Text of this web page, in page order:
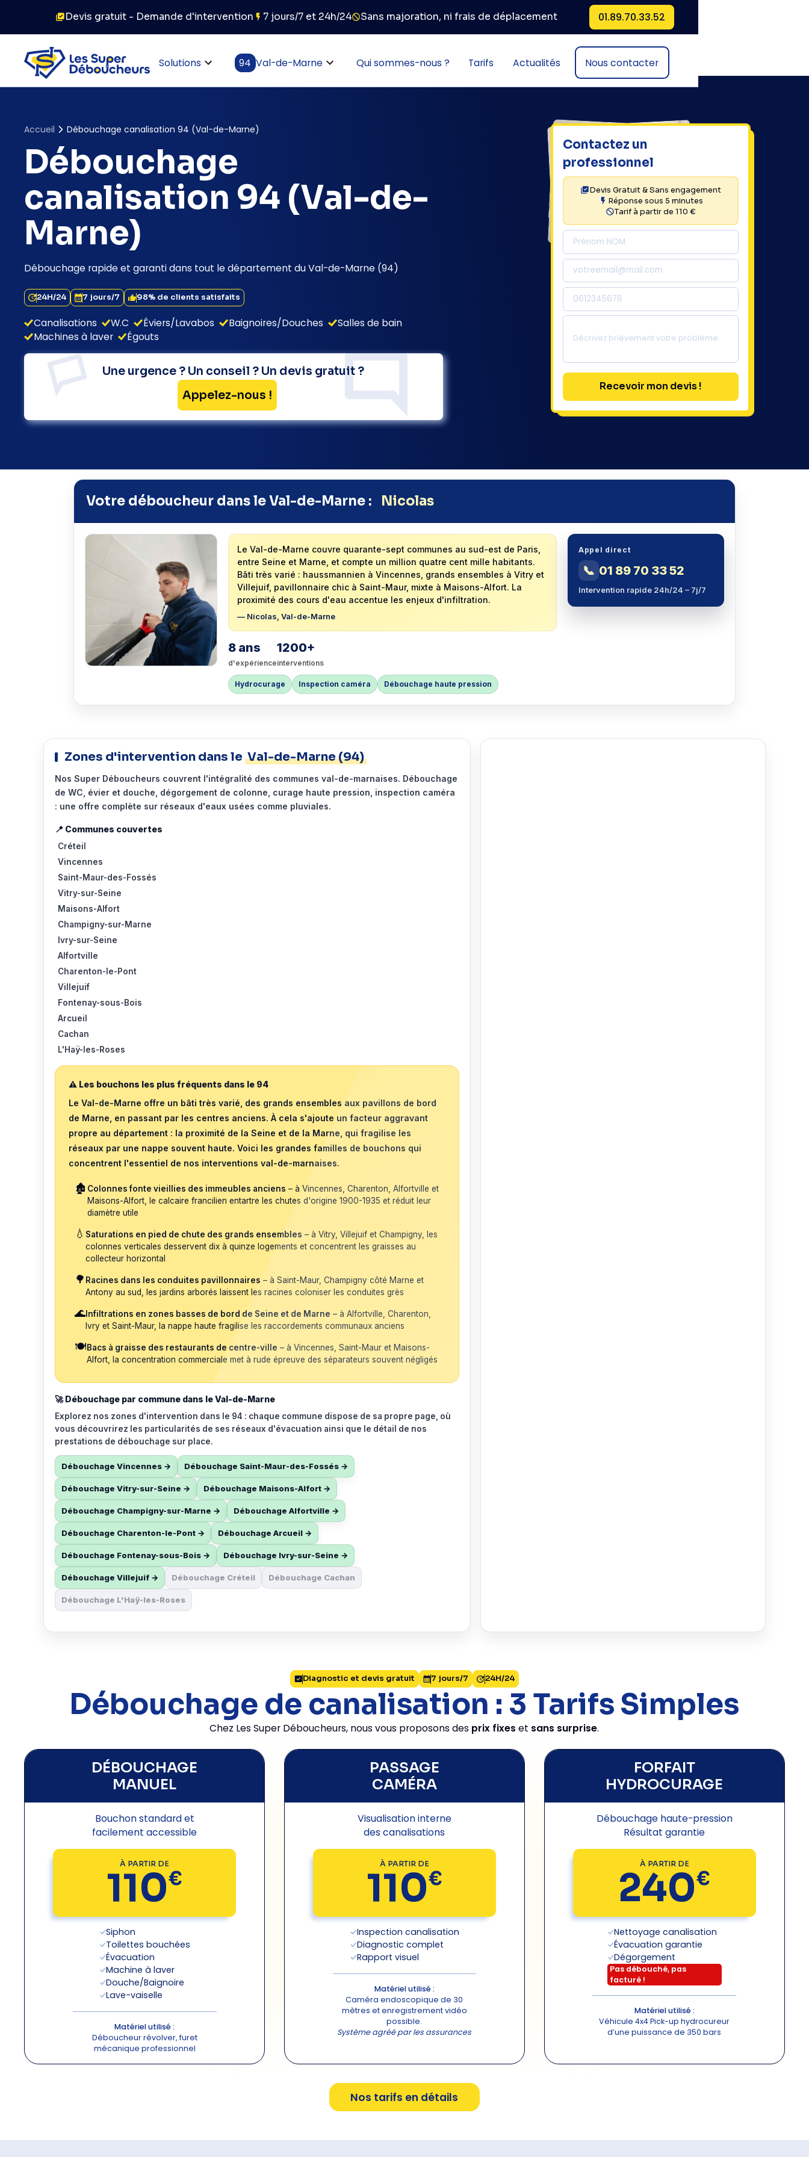
Devis gratuit - Demande d'intervention 7 jours/7 et 24h/24 Sans majoration, ni frais de déplacement 01.89.70.33.52
Solutions 94 Val-de-Marne Qui sommes-nous ? Tarifs Actualités Nous contacter
Accueil Débouchage canalisation 94 (Val-de-Marne)
Débouchage
canalisation 94 (Val-de-
Marne)
Débouchage rapide et garanti dans tout le département du Val-de-Marne (94)
24H/24 7 jours/7 98% de clients satisfaits
Canalisations W.C Éviers/Lavabos Baignoires/Douches
Salles de bain
Machines à laver
Égouts
Une urgence ? Un conseil ? Un devis gratuit ?
Appelez-nous !
Contactez un
professionnel
Devis Gratuit & Sans engagement
Réponse sous 5 minutes
Tarif à partir de 110 €
Votre déboucheur dans le Val-de-Marne : Nicolas
Le Val-de-Marne couvre quarante-sept communes au sud-est de Paris,
entre Seine et Marne, et compte un million quatre cent mille habitants.
Bâti très varié : haussmannien à Vincennes, grands ensembles à Vitry et
Villejuif, pavillonnaire chic à Saint-Maur, mixte à Maisons-Alfort. La
proximité des cours d'eau accentue les enjeux d'infiltration.
— Nicolas, Val-de-Marne
8 ans
d'expérience
1200+
interventions
Hydrocurage Inspection caméra Débouchage haute pression
Appel direct
📞 01 89 70 33 52
Intervention rapide 24h/24 – 7j/7
Zones d'intervention dans le Val-de-Marne (94)
Nos Super Déboucheurs couvrent l'intégralité des communes val-de-marnaises. Débouchage
de WC, évier et douche, dégorgement de colonne, curage haute pression, inspection caméra
: une offre complète sur réseaux d'eaux usées comme pluviales.
📍 Communes couvertes
Créteil
Vincennes
Saint-Maur-des-Fossés
Vitry-sur-Seine
Maisons-Alfort
Champigny-sur-Marne
Ivry-sur-Seine
Alfortville
Charenton-le-Pont
Villejuif
Fontenay-sous-Bois
Arcueil
Cachan
L'Haÿ-les-Roses
⚠️ Les bouchons les plus fréquents dans le 94
Le Val-de-Marne offre un bâti très varié, des grands ensembles aux pavillons de bord
de Marne, en passant par les centres anciens. À cela s'ajoute un facteur aggravant
propre au département : la proximité de la Seine et de la Marne, qui fragilise les
réseaux par une nappe souvent haute. Voici les grandes familles de bouchons qui
concentrent l'essentiel de nos interventions val-de-marnaises.
🏚️ Colonnes fonte vieillies des immeubles anciens – à Vincennes, Charenton, Alfortville et
Maisons-Alfort, le calcaire francilien entartre les chutes d'origine 1900-1935 et réduit leur
diamètre utile
💧 Saturations en pied de chute des grands ensembles – à Vitry, Villejuif et Champigny, les
colonnes verticales desservent dix à quinze logements et concentrent les graisses au
collecteur horizontal
🌳 Racines dans les conduites pavillonnaires – à Saint-Maur, Champigny côté Marne et
Antony au sud, les jardins arborés laissent les racines coloniser les conduites grès
🌊 Infiltrations en zones basses de bord de Seine et de Marne – à Alfortville, Charenton,
Ivry et Saint-Maur, la nappe haute fragilise les raccordements communaux anciens
🍽️Bacs à graisse des restaurants de centre-ville – à Vincennes, Saint-Maur et Maisons-
Alfort, la concentration commerciale met à rude épreuve des séparateurs souvent négligés
🚀 Débouchage par commune dans le Val-de-Marne
Explorez nos zones d'intervention dans le 94 : chaque commune dispose de sa propre page, où
vous découvrirez les particularités de ses réseaux d'évacuation ainsi que le détail de nos
prestations de débouchage sur place.
Débouchage Vincennes → Débouchage Saint-Maur-des-Fossés →
Débouchage Vitry-sur-Seine → Débouchage Maisons-Alfort →
Débouchage Champigny-sur-Marne → Débouchage Alfortville →
Débouchage Charenton-le-Pont → Débouchage Arcueil →
Débouchage Fontenay-sous-Bois → Débouchage Ivry-sur-Seine →
Débouchage Villejuif → Débouchage Créteil Débouchage Cachan
Débouchage L'Haÿ-les-Roses
Diagnostic et devis gratuit 7 jours/7 24H/24
Débouchage de canalisation : 3 Tarifs Simples
Chez Les Super Déboucheurs, nous vous proposons des prix fixes etsans surprise.
DÉBOUCHAGE
MANUEL
Bouchon standard et
facilement accessible
À PARTIR DE
110€
Siphon
Toilettes bouchées
Évacuation
Machine à laver
Douche/Baignoire
Lave-vaiselle
Matériel utilisé :
Déboucheur révolver, furet
mécanique professionnel
PASSAGE
CAMÉRA
Visualisation interne
des canalisations
À PARTIR DE
110€
Inspection canalisation
Diagnostic complet
Rapport visuel
Matériel utilisé :
Caméra endoscopique de 30
mètres et enregistrement vidéo
possible.
Système agréé par les assurances
FORFAIT
HYDROCURAGE
Débouchage haute-pression
Résultat garantie
À PARTIR DE
240€
Nettoyage canalisation
Évacuation garantie
Dégorgement
Pas débouché, pas
facturé !
Matériel utilisé :
Véhicule 4x4 Pick-up hydrocureur
d’une puissance de 350 bars
Nos tarifs en détails